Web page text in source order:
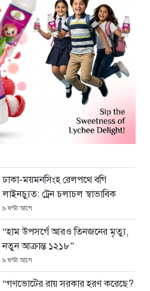
ঢাকা-ময়মনসিংহ রেলপথে বগি
লাইনচ্যুত: ট্রেন চলাচল স্বাভাবিক
৯ ঘণ্টা আগে
“হাম উপসর্গে আরও তিনজনের মৃত্যু,
নতুন আক্রান্ত ১২১৮”
৯ ঘণ্টা আগে
“গণভোটের রায় সরকার হরণ করেছে?